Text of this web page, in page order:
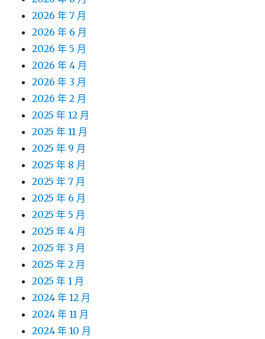
2026 年 7 月
2026 年 6 月
2026 年 5 月
2026 年 4 月
2026 年 3 月
2026 年 2 月
2025 年 12 月
2025 年 11 月
2025 年 9 月
2025 年 8 月
2025 年 7 月
2025 年 6 月
2025 年 5 月
2025 年 4 月
2025 年 3 月
2025 年 2 月
2025 年 1 月
2024 年 12 月
2024 年 11 月
2024 年 10 月